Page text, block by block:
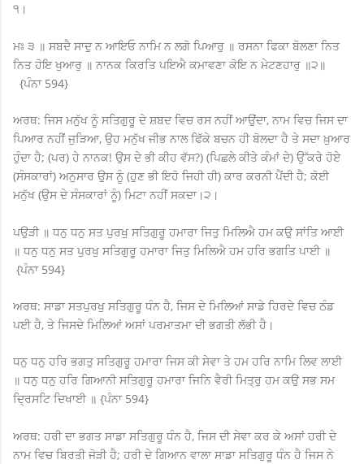
੧।
ਮਃ ੩ ॥ ਸਬਦੈ ਸਾਦੁ ਨ ਆਇਓ ਨਾਮਿ ਨ ਲਗੋ ਪਿਆਰੁ ॥ ਰਸਨਾ ਫਿਕਾ ਬੋਲਣਾ ਨਿਤ
ਨਿਤ ਹੋਇ ਖੁਆਰੁ ॥ ਨਾਨਕ ਕਿਰਤਿ ਪਇਐ ਕਮਾਵਣਾ ਕੋਇ ਨ ਮੇਟਣਹਾਰੁ ॥੨॥
{ਪੰਨਾ 594}
ਅਰਥ: ਜਿਸ ਮਨੁੱਖ ਨੂੰ ਸਤਿਗੁਰੂ ਦੇ ਸ਼ਬਦ ਵਿਚ ਰਸ ਨਹੀਂ ਆਉਂਦਾ, ਨਾਮ ਵਿਚ ਜਿਸ ਦਾ
ਪਿਆਰ ਨਹੀਂ ਜੁੜਿਆ, ਉਹ ਮਨੁੱਖ ਜੀਭ ਨਾਲ ਫਿੱਕੇ ਬਚਨ ਹੀ ਬੋਲਦਾ ਹੈ ਤੇ ਸਦਾ ਖ਼ੁਆਰ
ਹੁੰਦਾ ਹੈ; (ਪਰ) ਹੇ ਨਾਨਕ! ਉਸ ਦੇ ਭੀ ਕੀਹ ਵੱਸ?) (ਪਿਛਲੇ ਕੀਤੇ ਕੰਮਾਂ ਦੇ) ਉੱਕਰੇ ਹੋਏ
(ਸੰਸਕਾਰਾਂ) ਅਨੁਸਾਰ ਉਸ ਨੂੰ (ਹੁਣ ਭੀ ਇਹੋ ਜਿਹੀ ਹੀ) ਕਾਰ ਕਰਨੀ ਪੈਂਦੀ ਹੈ; ਕੋਈ
ਮਨੁੱਖ (ਉਸ ਦੇ ਸੰਸਕਾਰਾਂ ਨੂੰ) ਮਿਟਾ ਨਹੀਂ ਸਕਦਾ।੨।
ਪਉੜੀ ॥ ਧਨੁ ਧਨੁ ਸਤ ਪੁਰਖੁ ਸਤਿਗੁਰੂ ਹਮਾਰਾ ਜਿਤੁ ਮਿਲਿਐ ਹਮ ਕਉ ਸਾਂਤਿ ਆਈ
॥ ਧਨੁ ਧਨੁ ਸਤ ਪੁਰਖੁ ਸਤਿਗੁਰੂ ਹਮਾਰਾ ਜਿਤੁ ਮਿਲਿਐ ਹਮ ਹਰਿ ਭਗਤਿ ਪਾਈ ॥
{ਪੰਨਾ 594}
ਅਰਥ: ਸਾਡਾ ਸਤਪੁਰਖੁ ਸਤਿਗੁਰੂ ਧੰਨ ਹੈ, ਜਿਸ ਦੇ ਮਿਲਿਆਂ ਸਾਡੇ ਹਿਰਦੇ ਵਿਚ ਠੰਡ
ਪਈ ਹੈ, ਤੇ ਜਿਸਦੇ ਮਿਲਿਆਂ ਅਸਾਂ ਪਰਮਾਤਮਾ ਦੀ ਭਗਤੀ ਲੱਭੀ ਹੈ।
ਧਨੁ ਧਨੁ ਹਰਿ ਭਗਤੁ ਸਤਿਗੁਰੂ ਹਮਾਰਾ ਜਿਸ ਕੀ ਸੇਵਾ ਤੇ ਹਮ ਹਰਿ ਨਾਮਿ ਲਿਵ ਲਾਈ
॥ ਧਨੁ ਧਨੁ ਹਰਿ ਗਿਆਨੀ ਸਤਿਗੁਰੂ ਹਮਾਰਾ ਜਿਨਿ ਵੈਰੀ ਮਿਤ੍ਰੁ ਹਮ ਕਉ ਸਭ ਸਮ
ਦ੍ਰਿਸਟਿ ਦਿਖਾਈ ॥ {ਪੰਨਾ 594}
ਅਰਥ: ਹਰੀ ਦਾ ਭਗਤ ਸਾਡਾ ਸਤਿਗੁਰੂ ਧੰਨ ਹੈ, ਜਿਸ ਦੀ ਸੇਵਾ ਕਰ ਕੇ ਅਸਾਂ ਹਰੀ ਦੇ
ਨਾਮ ਵਿਚ ਬਿਰਤੀ ਜੋੜੀ ਹੈ; ਹਰੀ ਦੇ ਗਿਆਨ ਵਾਲਾ ਸਾਡਾ ਸਤਿਗੁਰੂ ਧੰਨ ਹੈ ਜਿਸ ਨੇ